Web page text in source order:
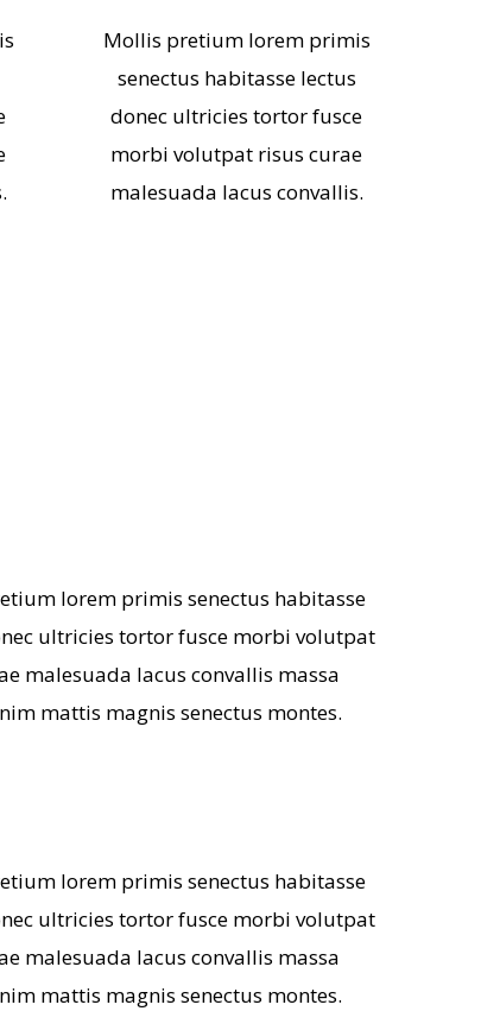
Mollis pretium lorem primis
senectus habitasse lectus
donec ultricies tortor fusce
morbi volutpat risus curae
malesuada lacus convallis.
lorem primis senectus habitasse
ultricies tortor fusce morbi volutpat
malesuada lacus convallis massa
mattis magnis senectus montes.
lorem primis senectus habitasse
ultricies tortor fusce morbi volutpat
malesuada lacus convallis massa
mattis magnis senectus montes.